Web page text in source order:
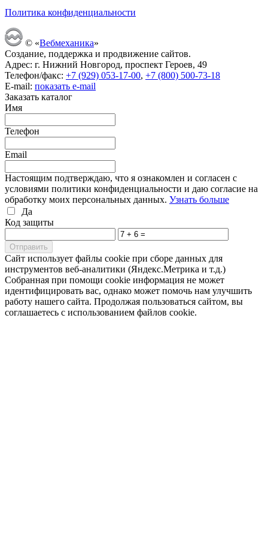
Политика конфиденциальности
© «Вебмеханика»
Создание, поддержка и продвижение сайтов.
Адрес: г. Нижний Новгород, проспект Героев, 49
Телефон/факс: +7 (929) 053-17-00, +7 (800) 500-73-18
E-mail: показать e-mail
Заказать каталог
Имя
Телефон
Email
Настоящим подтверждаю, что я ознакомлен и согласен с
условиями политики конфиденциальности и даю согласие на
обработку моих персональных данных. Узнать больше
Да
Код защиты
Cайт использует файлы cookie при сборе данных для
инструментов веб-аналитики (Яндекс.Метрика и т.д.)
Собранная при помощи cookie информация не может
идентифицировать вас, однако может помочь нам улучшить
работу нашего сайта. Продолжая пользоваться сайтом, вы
соглашаетесь с использованием файлов cookie.